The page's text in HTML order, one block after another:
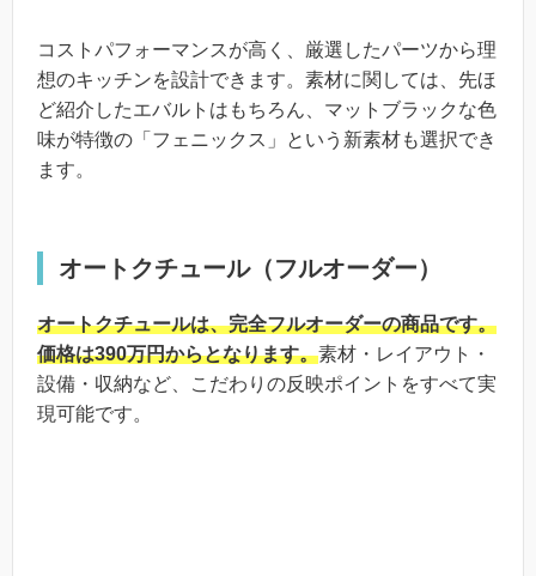
コストパフォーマンスが高く、厳選したパーツから理
想のキッチンを設計できます。素材に関しては、先ほ
ど紹介したエバルトはもちろん、マットブラックな色
味が特徴の「フェニックス」という新素材も選択でき
ます。
オートクチュール（フルオーダー）
オートクチュールは、完全フルオーダーの商品です。
価格は390万円からとなります。素材・レイアウト・
設備・収納など、こだわりの反映ポイントをすべて実
現可能です。